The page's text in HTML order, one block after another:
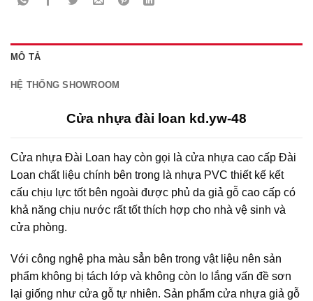
MÔ TẢ
HỆ THỐNG SHOWROOM
Cửa nhựa đài loan kd.yw-48
Cửa nhựa Đài Loan hay còn gọi là cửa nhựa cao cấp Đài
Loan chất liệu chính bên trong là nhựa PVC thiết kế kết
cấu chịu lực tốt bên ngoài được phủ da giả gỗ cao cấp có
khả năng chịu nước rất tốt thích hợp cho nhà vệ sinh và
cửa phòng.
Với công nghệ pha màu sẳn bên trong vật liệu nên sản
phẩm không bị tách lớp và không còn lo lắng vấn đề sơn
lại giống như cửa gỗ tự nhiên. Sản phẩm cửa nhựa giả gỗ